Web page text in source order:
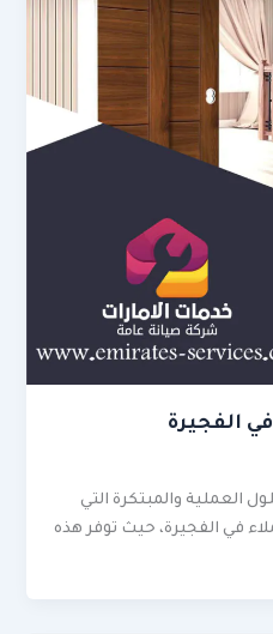
الفجيرة
العملية والمبتكرة التي
في الفجيرة، حيث توفر هذه